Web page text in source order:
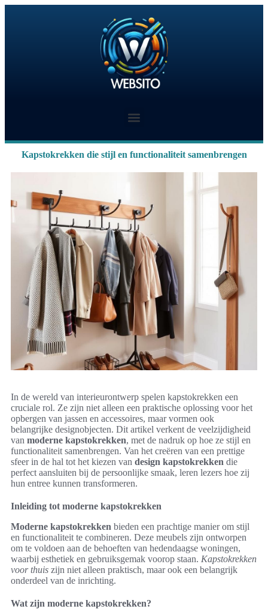
Kapstokrekken die stijl en functionaliteit samenbrengen
In de wereld van interieurontwerp spelen kapstokrekken een
cruciale rol. Ze zijn niet alleen een praktische oplossing voor het
opbergen van jassen en accessoires, maar vormen ook
belangrijke designobjecten. Dit artikel verkent de veelzijdigheid
van moderne kapstokrekken, met de nadruk op hoe ze stijl en
functionaliteit samenbrengen. Van het creëren van een prettige
sfeer in de hal tot het kiezen van design kapstokrekken die
perfect aansluiten bij de persoonlijke smaak, leren lezers hoe zij
hun entree kunnen transformeren.
Inleiding tot moderne kapstokrekken
Moderne kapstokrekken bieden een prachtige manier om stijl
en functionaliteit te combineren. Deze meubels zijn ontworpen
om te voldoen aan de behoeften van hedendaagse woningen,
waarbij esthetiek en gebruiksgemak voorop staan. Kapstokrekken
voor thuis zijn niet alleen praktisch, maar ook een belangrijk
onderdeel van de inrichting.
Wat zijn moderne kapstokrekken?